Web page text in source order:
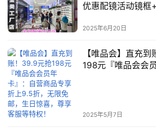
优惠配镜活动镜框
2025年6月20日
【唯品会】直充
198元『唯品会会
2025年5月7日